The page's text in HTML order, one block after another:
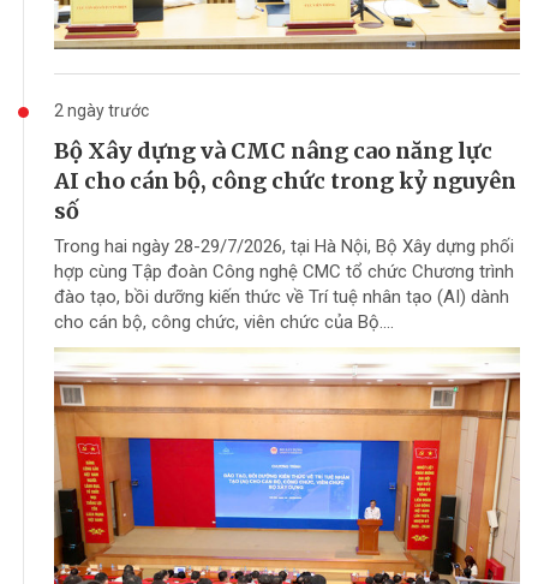
2 ngày trước
Bộ Xây dựng và CMC nâng cao năng lực
AI cho cán bộ, công chức trong kỷ nguyên
số
Trong hai ngày 28-29/7/2026, tại Hà Nội, Bộ Xây dựng phối
hợp cùng Tập đoàn Công nghệ CMC tổ chức Chương trình
đào tạo, bồi dưỡng kiến thức về Trí tuệ nhân tạo (AI) dành
cho cán bộ, công chức, viên chức của Bộ....